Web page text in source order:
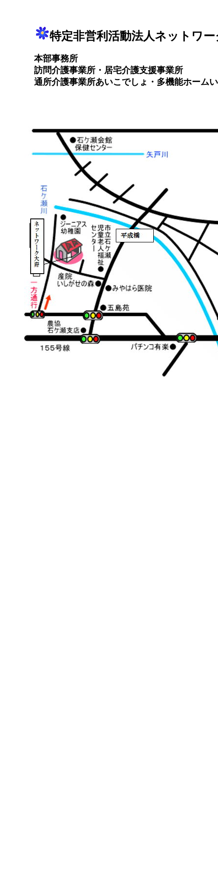
特定非営利活動法人ネットワ
本部事務所
訪問介護事業所・居宅介護支援事業所
通所介護事業所あいこでしょ・多機能ホーム
※ 敷地内は全て駐車スペースですので、お車での
※ 石ヶ瀬児童センター方向からおいでいただくと